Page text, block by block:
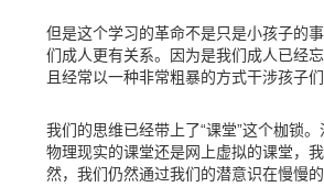
但是这个学习的革命不是只是小孩子的
们成人更有关系。因为是我们成人已经
且经常以一种非常粗暴的方式干涉孩子们
我们的思维已经带上了“课堂”这个枷锁
物理现实的课堂还是网上虚拟的课堂，
然，我们仍然通过我们的潜意识在慢慢